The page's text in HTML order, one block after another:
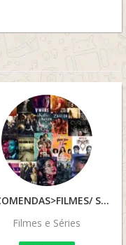
ENCOMENDAS>FILMES/ SÉRIES /NOVELAS , E MUITO MAIS…
Filmes e Séries